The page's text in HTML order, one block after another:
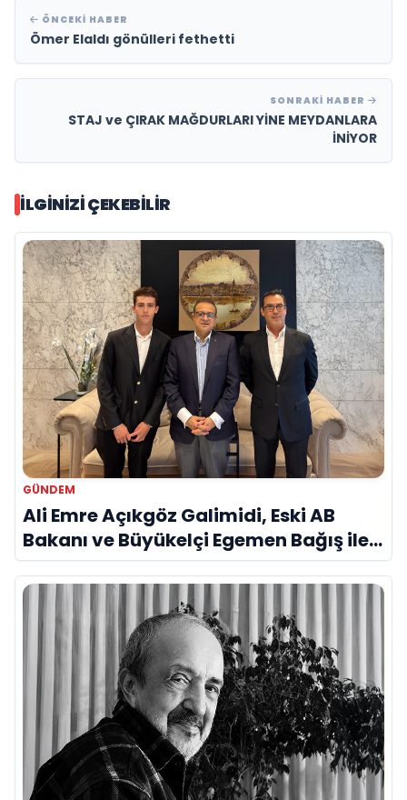
ÖNCEKI HABER
Ömer Elaldı gönülleri fethetti
SONRAKI HABER
STAJ ve ÇIRAK MAĞDURLARI YİNE MEYDANLARA
İNİYOR
İLGINIZI ÇEKEBILIR
GÜNDEM
Ali Emre Açıkgöz Galimidi, Eski AB
Bakanı ve Büyükelçi Egemen Bağış ile
Bir Araya Geldi